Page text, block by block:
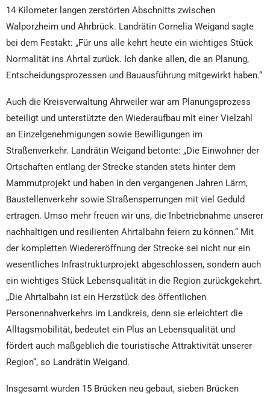
14 Kilometer langen zerstörten Abschnitts zwischen
Walporzheim und Ahrbrück. Landrätin Cornelia Weigand sagte
bei dem Festakt: „Für uns alle kehrt heute ein wichtiges Stück
Normalität ins Ahrtal zurück. Ich danke allen, die an Planung,
Entscheidungsprozessen und Bauausführung mitgewirkt haben.“
Auch die Kreisverwaltung Ahrweiler war am Planungsprozess
beteiligt und unterstützte den Wiederaufbau mit einer Vielzahl
an Einzelgenehmigungen sowie Bewilligungen im
Straßenverkehr. Landrätin Weigand betonte: „Die Einwohner der
Ortschaften entlang der Strecke standen stets hinter dem
Mammutprojekt und haben in den vergangenen Jahren Lärm,
Baustellenverkehr sowie Straßensperrungen mit viel Geduld
ertragen. Umso mehr freuen wir uns, die Inbetriebnahme unserer
nachhaltigen und resilienten Ahrtalbahn feiern zu können.“ Mit
der kompletten Wiedereröffnung der Strecke sei nicht nur ein
wesentliches Infrastrukturprojekt abgeschlossen, sondern auch
ein wichtiges Stück Lebensqualität in die Region zurückgekehrt.
„Die Ahrtalbahn ist ein Herzstück des öffentlichen
Personennahverkehrs im Landkreis, denn sie erleichtert die
Alltagsmobilität, bedeutet ein Plus an Lebensqualität und
fördert auch maßgeblich die touristische Attraktivität unserer
Region“, so Landrätin Weigand.
Insgesamt wurden 15 Brücken neu gebaut, sieben Brücken